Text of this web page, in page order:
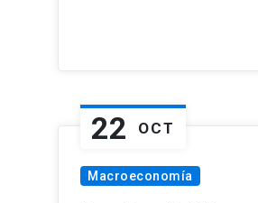
22 OCT
Macroeconomía